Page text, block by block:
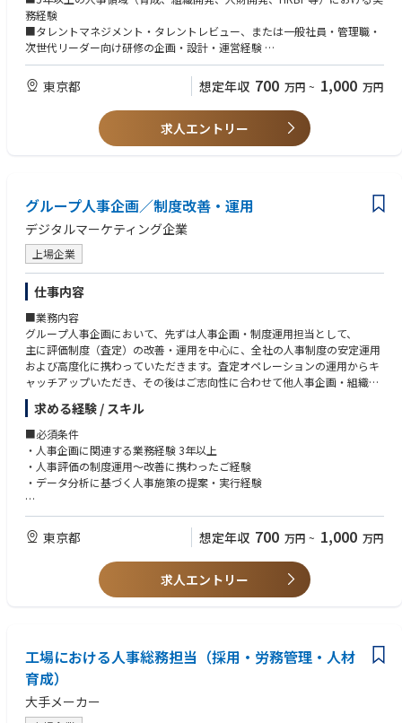
ーグループ共通育成体系の設計、新規研修プログラムの企画・開発
ー教育コンテンツベンダーとの協働、学習データを活用した効果検証
ーグローバルを含む各地域との連携
ミッション：弊社および事業会社と連携し、以下を推進することが本ポジ
ションのミッションです。
■ タレントマネジメントを通じた経営人財・中核人財の計画的な輩出
■ 次世代リーダーを対象とした選抜・育成施策の推進
入社後1～3年を目安に、全社横断プロジェクトのリーダーや重点施策の責
任者として、組織・人財の変革を牽引いただくことを期待しています。
さらに5年後には、人財戦略、組織開発、リーダーシップ開発などの領域
を統括するリーダーとしての活躍を期待しています。
これまでの経験や専門性を活かし、グループの未来を支える人財・組織づ
くりを推進しませんか。
務経験
■タレントマネジメント・タレントレビュー、または一般社員・管理職・
次世代リーダー向け研修の企画・設計・運営経験
■プロジェクトマネジメント経験
■関係者を巻き込みながら施策を推進した経験
■LMSや学習プラットフォーム導入・運営経験
■組織開発、タレントマネジメント、人事制度設計経験
【求める人物像】
■「人と組織の成長」が事業成長につながることに強い関心を持てる方
■正解のないテーマに対して、自ら仮説を立て周囲を巻き込みながら推進
できる方
■経営視点と現場視点の双方を持ち、最適解を考えられる方
■多様なバックグラウンドを持つ関係者と信頼関係を構築できる方
■自ら学び続け、周囲の成長も支援できる方
東京都 想定年収 700 万円 ~ 1,000 万円
求人エントリー
グループ人事企画／制度改善・運用
デジタルマーケティング企業
上場企業
仕事内容
■業務内容
グループ人事企画において、先ずは人事企画・制度運用担当として、
主に評価制度（査定）の改善・運用を中心に、全社の人事制度の安定運用
および高度化に携わっていただきます。査定オペレーションの運用からキ
ャッチアップいただき、その後はご志向性に合わせて他人事企画・組織開
発領域にも関与いただく想定です。
① 人事制度の運用・改善（評価・等級制度）
制度の安定運用だけでなく、組織規模や事業フェーズの拡大に伴い、
実態に合わせた改善にも関与いただきます
・新ルール／新制度の導入・運用設計
・査定プロセスの改善（運用最適化・効率化）
② 評価制度（査定）の運用業務
半期ごとの査定運用を中心に、評価制度の安定運用を担っていただきます
・制度運用に関する社内問い合わせ対応
③ 個別人事課題対応
個別の人事課題について、運用改善含め対応をいただきます
求める経験 / スキル
■必須条件
・人事企画に関連する業務経験 3年以上
・人事評価の制度運用～改善に携わったご経験
・データ分析に基づく人事施策の提案・実行経験
■歓迎条件
・人事領域のプロジェクトリード経験
・社員サーベイ調査など、データ分析に基づく施策提案・改善実行の経験
・経営層・現場管理職を含む多様なステークホルダーへの説明・合意形成
東京都 想定年収 700 万円 ~ 1,000 万円
求人エントリー
工場における人事総務担当（採用・労務管理・人材
育成）
大手メーカー